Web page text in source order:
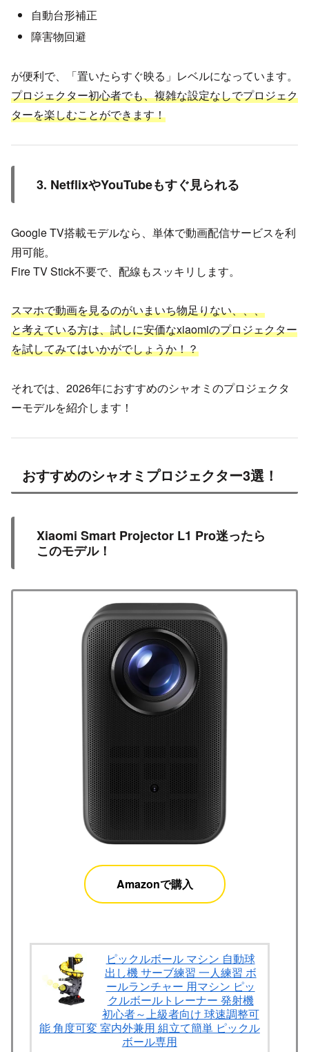
自動台形補正
障害物回避
が便利で、「置いたらすぐ映る」レベルになっています。
プロジェクター初心者でも、複雑な設定なしでプロジェク
ターを楽しむことができます！
3. NetflixやYouTubeもすぐ見られる
Google TV搭載モデルなら、単体で動画配信サービスを利
用可能。
Fire TV Stick不要で、配線もスッキリします。
スマホで動画を見るのがいまいち物足りない、、、
と考えている方は、試しに安価なxiaomiのプロジェクター
を試してみてはいかがでしょうか！？
それでは、2026年におすすめのシャオミのプロジェクタ
ーモデルを紹介します！
おすすめのシャオミプロジェクター3選！
Xiaomi Smart Projector L1 Pro迷ったら
このモデル！
Amazonで購入
ピックルボール マシン 自動球
出し機 サーブ練習 一人練習 ボ
ールランチャー 用マシン ピッ
クルボールトレーナー 発射機
初心者～上級者向け 球速調整可
能 角度可変 室内外兼用 組立て簡単 ピックル
ボール専用